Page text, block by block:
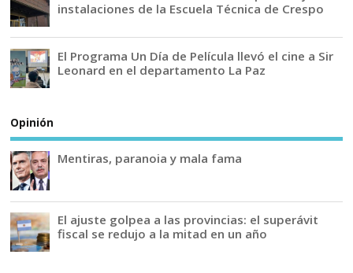
instalaciones de la Escuela Técnica de Crespo
El Programa Un Día de Película llevó el cine a Sir
Leonard en el departamento La Paz
Opinión
Mentiras, paranoia y mala fama
El ajuste golpea a las provincias: el superávit
fiscal se redujo a la mitad en un año